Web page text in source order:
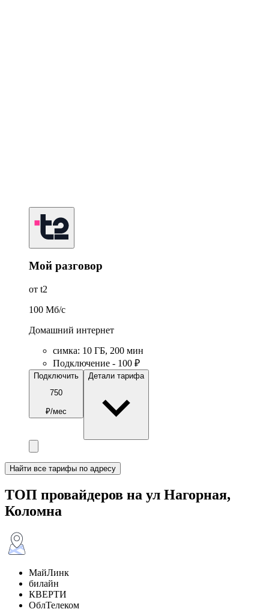
Мой разговор
от t2
100 Мб/c
Домашний интернет
симка: 10 ГБ, 200 мин
Подключение - 100 ₽
Подключить
750
₽/мес
Детали тарифа
Найти все тарифы по адресу
ТОП провайдеров на ул Нагорная,
Коломна
МайЛинк
билайн
КВЕРТИ
ОблТелеком